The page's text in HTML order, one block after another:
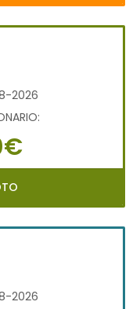
2026
2026